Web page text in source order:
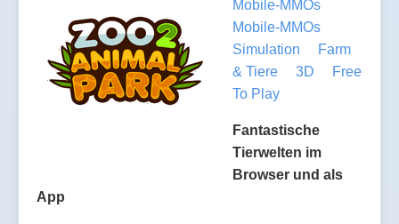
Mobile-MMOs
Mobile-MMOs
Simulation
Farm
& Tiere
3D
Free
To Play
Fantastische
Tierwelten im
Browser und als
App